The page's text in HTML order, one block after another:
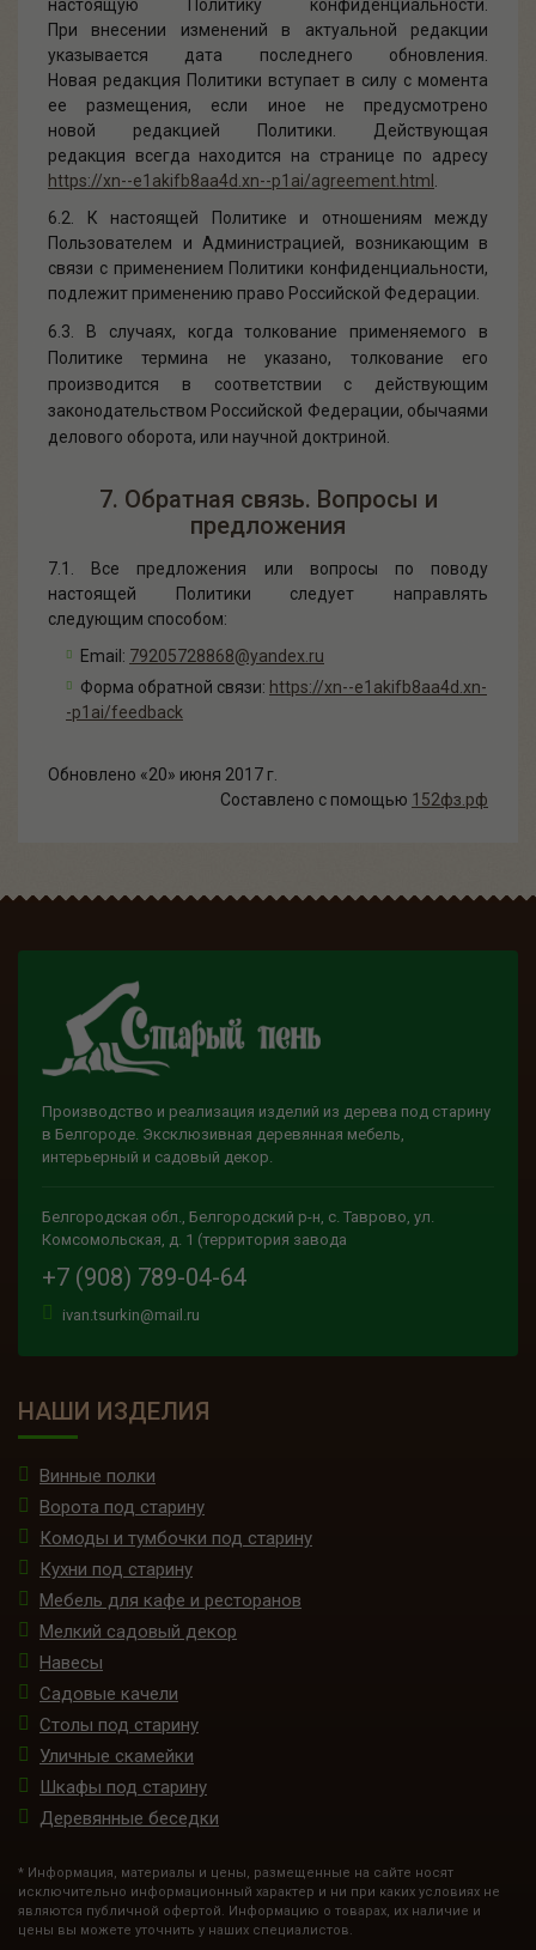
настоящую Политику конфиденциальности.
При внесении изменений в актуальной редакции
указывается дата последнего обновления.
Новая редакция Политики вступает в силу с момента
ее размещения, если иное не предусмотрено
новой редакцией Политики. Действующая
редакция всегда находится на странице по адресу
https://xn--e1akifb8aa4d.xn--p1ai/agreement.html
6.2. К настоящей Политике и отношениям между
Пользователем и Администрацией, возникающим в
связи с применением Политики конфиденциальности,
подлежит применению право Российской Федерации.
6.3.
В случаях, когда толкование применяемого в
Политике термина не указано, толкование его
производится в соответствии с действующим
законодательством Российской Федерации, обычаями
делового оборота, или научной доктриной.
7. Обратная связь. Вопросы и
предложения
7.1. Все предложения или вопросы по поводу
настоящей Политики следует направлять
следующим способом:
Email: 79205728868@yandex.ru
Форма обратной связи: https://xn--e1akifb8aa4d.xn-
-p1ai/feedback
Обновлено «20» июня 2017 г.
Составлено с помощью 152фз.рф
Производство и реализация изделий из дерева под старину
в Белгороде. Эксклюзивная деревянная мебель,
интерьерный и садовый декор.
Белгородская обл., Белгородский р-н, с. Таврово, ул.
Комсомольская, д. 1 (территория завода
+7 (908) 789-04-64
ivan.tsurkin@mail.ru
НАШИ ИЗДЕЛИЯ
Винные полки
Ворота под старину
Комоды и тумбочки под старину
Кухни под старину
Мебель для кафе и ресторанов
Мелкий садовый декор
Навесы
Садовые качели
Столы под старину
Уличные скамейки
Шкафы под старину
Деревянные беседки
* Информация, материалы и цены, размещенные на сайте носят
исключительно информационный характер и ни при каких условиях не
являются публичной офертой. Информацию о товарах, их наличие и
цены вы можете уточнить у наших специалистов.